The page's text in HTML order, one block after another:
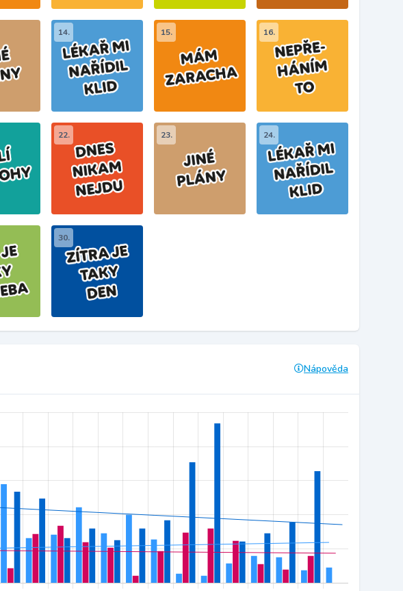
14. 15. 16.
22. 23. 24.
30.
Nápověda